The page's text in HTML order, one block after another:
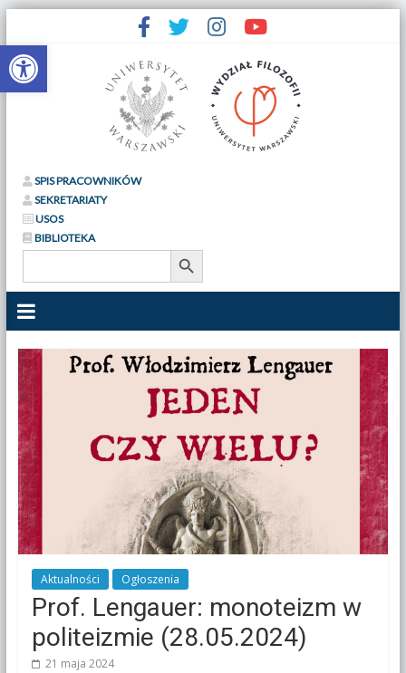
Otwórz pasek narzędzi
SPIS PRACOWNIKÓW
SEKRETARIATY
USOS
BIBLIOTEKA
Search
Search Button
Aktualności Ogłoszenia
Prof. Lengauer: monoteizm w
politeizmie (28.05.2024)
21 maja 2024